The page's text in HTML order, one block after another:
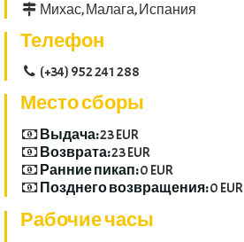
Михас, Малага, Испания
Телефон
(+34) 952 241 288
Место сборы
Выдача:23 EUR
Возврата:23 EUR
Ранние пикап:0 EUR
Позднего возвращения:0 EUR
Рабочие часы